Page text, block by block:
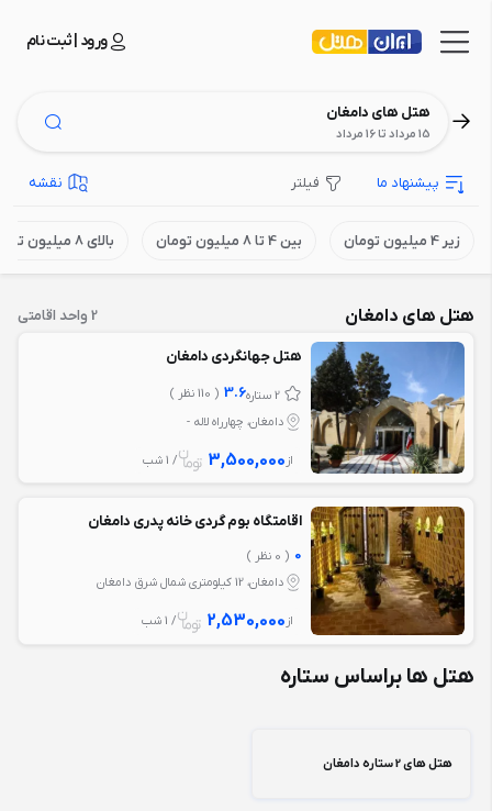
ورود | ثبت نام
هتل های دامغان
15 مرداد تا 16 مرداد
پیشنهاد ما فیلتر نقشه
زیر 4 میلیون تومان بین 4 تا 8 میلیون تومان بالای 8 میلیون تومان
هتل های دامغان 2 واحد اقامتی
هتل جهانگردی دامغان
2 ستاره 3.6 ( 110 نظر )
دامغان، چهارراه لاله -
از 3,500,000 / 1 شب
اقامتگاه بوم گردی خانه پدری دامغان
0 ( 0 نظر )
دامغان، 12 کیلومتری شمال شرق دامغان
از 2,530,000 / 1 شب
هتل ها براساس ستاره
هتل های 2 ستاره دامغان